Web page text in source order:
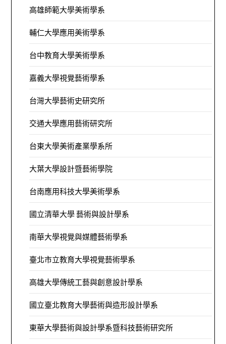
高雄師範大學美術學系
輔仁大學應用美術學系
台中教育大學美術學系
嘉義大學視覺藝術學系
台灣大學藝術史研究所
交通大學應用藝術研究所
台東大學美術產業學系所
大葉大學設計暨藝術學院
台南應用科技大學美術學系
國立清華大學 藝術與設計學系
南華大學視覺與媒體藝術學系
臺北市立教育大學視覺藝術學系
高雄大學傳統工藝與創意設計學系
國立臺北教育大學藝術與造形設計學系
東華大學藝術與設計學系暨科技藝術研究所